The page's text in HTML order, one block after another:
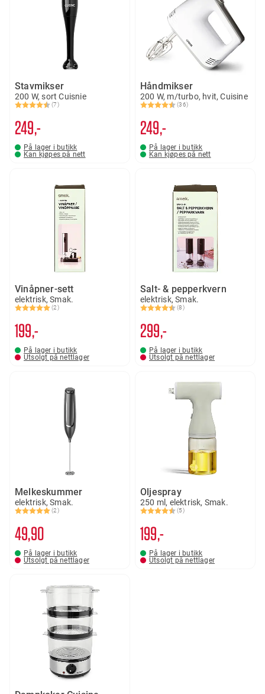
Stavmikser
200 W, sort Cuisnie
Karakter:
(7)
4.4 av 5 mulige
249,-
På lager i butikk
Kan kjøpes på nett
Håndmikser
200 W, m/turbo, hvit, Cuisine
Karakter:
(36)
4.3 av 5 mulige
249,-
På lager i butikk
Kan kjøpes på nett
Vinåpner-sett
elektrisk, Smak.
Karakter:
(2)
5.0 av 5 mulige
199,-
På lager i butikk
Utsolgt på nettlager
Salt- & pepperkvern
elektrisk, Smak.
Karakter:
(8)
4.5 av 5 mulige
299,-
På lager i butikk
Utsolgt på nettlager
Melkeskummer
elektrisk, Smak.
Karakter:
(2)
5.0 av 5 mulige
49 90
På lager i butikk
Utsolgt på nettlager
Oljespray
250 ml, elektrisk, Smak.
Karakter:
(5)
4.2 av 5 mulige
199,-
På lager i butikk
Utsolgt på nettlager